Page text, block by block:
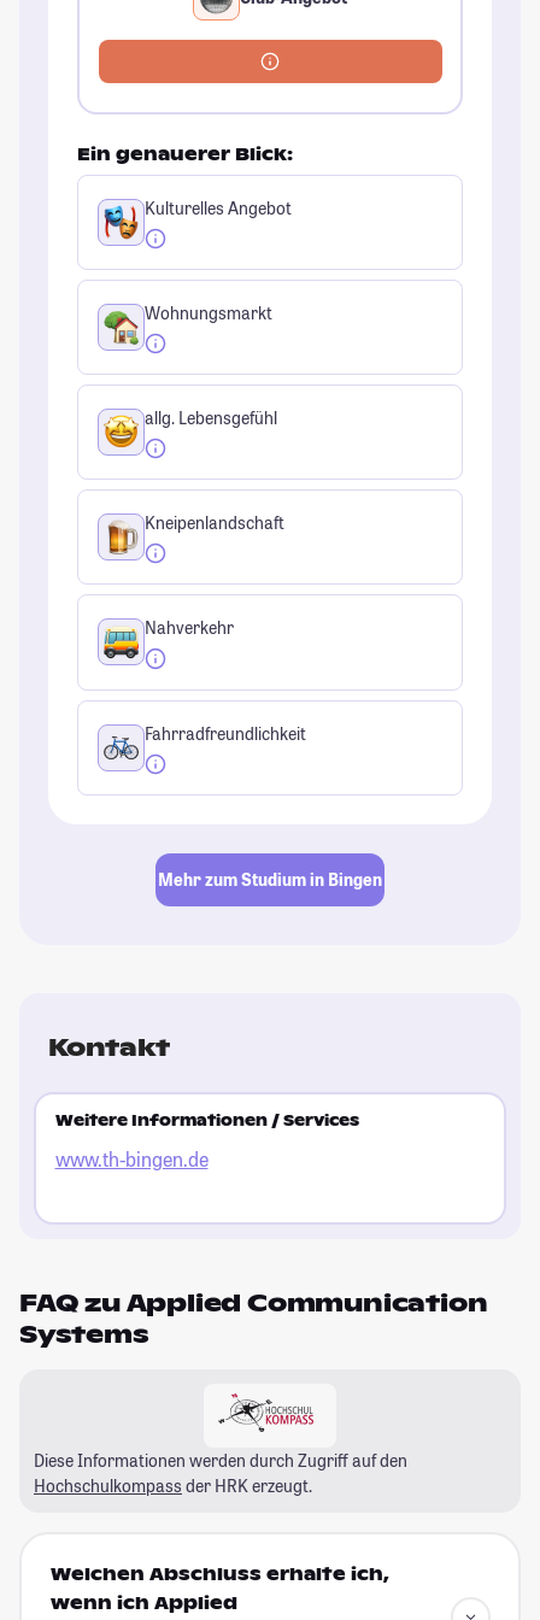
Ein genauerer Blick:
Kulturelles Angebot
Wohnungsmarkt
allg. Lebensgefühl
Kneipenlandschaft
Nahverkehr
Fahrradfreundlichkeit
Mehr zum Studium in Bingen
Kontakt
Weitere Informationen / Services
www.th-bingen.de
FAQ zu Applied Communication
Systems
Diese Informationen werden durch Zugriff auf den
Hochschulkompass der HRK erzeugt.
Welchen Abschluss erhalte ich,
wenn ich Applied